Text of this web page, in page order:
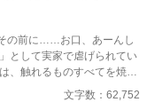
の前に……お口、あーんし
として実家で虐げられてい
、触れるものすべてを焼き
、身代わりの婚姻だった。
文字数：62,752